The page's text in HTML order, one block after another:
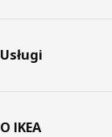
Usługi
O IKEA